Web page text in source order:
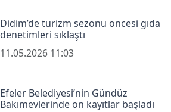
Didim’de turizm sezonu öncesi gıda
denetimleri sıklaştı
11.05.2026 11:03
Efeler Belediyesi’nin Gündüz
Bakımevlerinde ön kayıtlar başladı